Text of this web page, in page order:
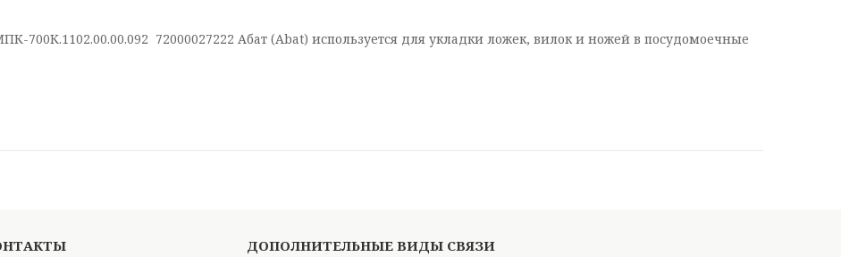
700К.1102.00.00.092 72000027222 Абат (Abat) используется для укладки ложек, вилок и ножей в посудомоечные